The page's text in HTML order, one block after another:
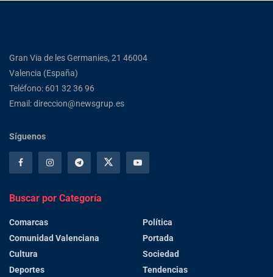
Gran Via de les Germanies, 21 46004
Valencia (España)
Teléfono: 601 32 36 96
Email: direccion@newsgrup.es
Síguenos
Buscar por Categoría
Comarcas
Comunidad Valenciana
Cultura
Deportes
Política
Portada
Sociedad
Tendencias